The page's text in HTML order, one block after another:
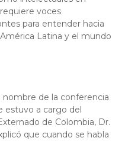
voces
para entender hacia
Latina y el mundo
nombre de la conferencia
estuvo a cargo del
de Colombia, Dr.
que cuando se habla